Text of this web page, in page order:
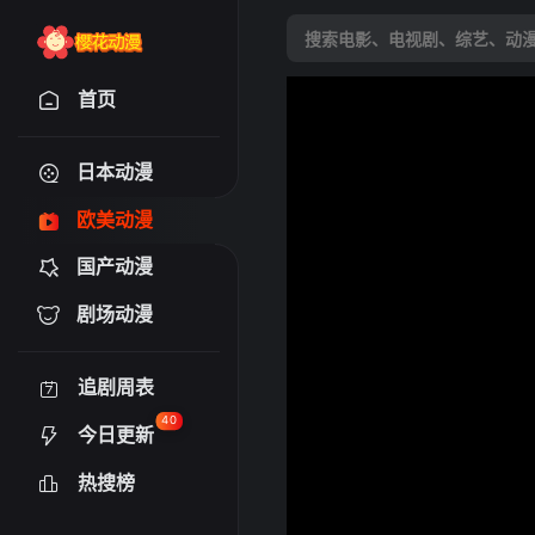
首页
日本动漫
欧美动漫
国产动漫
剧场动漫
追剧周表
今日更新
40
热搜榜